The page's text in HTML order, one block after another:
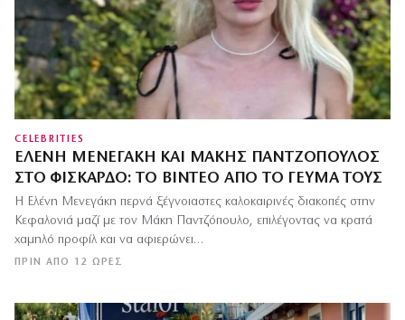
CELEBRITIES
ΕΛΈΝΗ ΜΕΝΕΓΆΚΗ ΚΑΙ ΜΆΚΗΣ ΠΑΝΤΖΌΠΟΥΛΟΣ
ΣΤΟ ΦΙΣΚΆΡΔΟ: ΤΟ ΒΊΝΤΕΟ ΑΠΌ ΤΟ ΓΕΎΜΑ ΤΟΥΣ
ΠΡΙΝ ΑΠΌ 12 ΏΡΕΣ
Η Ελένη Μενεγάκη περνά ξέγνοιαστες καλοκαιρινές διακοπές στην
Κεφαλονιά μαζί με τον Μάκη Παντζόπουλο, επιλέγοντας να κρατά
χαμηλό προφίλ και να αφιερώνει…